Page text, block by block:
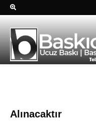
Alınacaktır